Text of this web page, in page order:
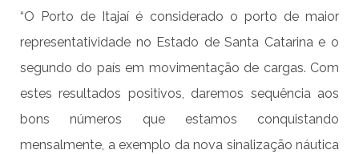
“O Porto de Itajaí é considerado o porto de maior
representatividade no Estado de Santa Catarina e o
segundo do país em movimentação de cargas. Com
estes resultados positivos, daremos sequência aos
bons números que estamos conquistando
mensalmente, a exemplo da nova sinalização náutica